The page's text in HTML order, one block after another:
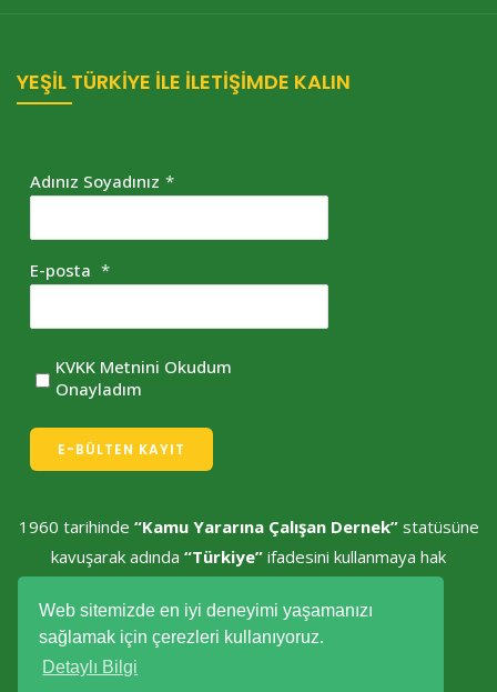
Web sitemizde en iyi deneyimi yaşamanızı
sağlamak için çerezleri kullanıyoruz.
Detaylı Bilgi
YEŞİL TÜRKİYE İLE İLETİŞİMDE KALIN
Adınız Soyadınız *
E-posta *
KVKK Metnini Okudum
Onayladım
E-BÜLTEN KAYIT
1960 tarihinde “Kamu Yararına Çalışan Dernek”statüsüne
kavuşarak adında “Türkiye” ifadesini kullanmaya hak